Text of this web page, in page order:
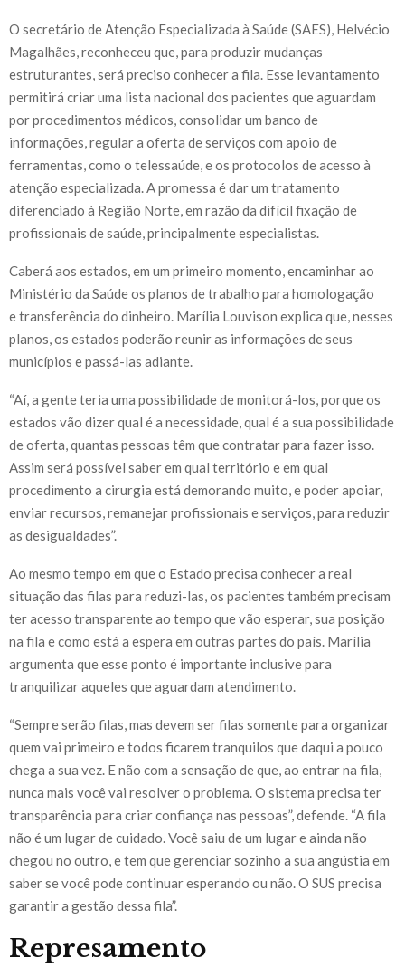
O secretário de Atenção Especializada à Saúde (SAES), Helvécio
Magalhães, reconheceu que, para produzir mudanças
estruturantes, será preciso conhecer a fila. Esse levantamento
permitirá criar uma lista nacional dos pacientes que aguardam
por procedimentos médicos, consolidar um banco de
informações, regular a oferta de serviços com apoio de
ferramentas, como o telessaúde, e os protocolos de acesso à
atenção especializada. A promessa é dar um tratamento
diferenciado à Região Norte, em razão da difícil fixação de
profissionais de saúde, principalmente especialistas.
Caberá aos estados, em um primeiro momento, encaminhar ao
Ministério da Saúde os planos de trabalho para homologação
e transferência do dinheiro. Marília Louvison explica que, nesses
planos, os estados poderão reunir as informações de seus
municípios e passá-las adiante.
“Aí, a gente teria uma possibilidade de monitorá-los, porque os
estados vão dizer qual é a necessidade, qual é a sua possibilidade
de oferta, quantas pessoas têm que contratar para fazer isso.
Assim será possível saber em qual território e em qual
procedimento a cirurgia está demorando muito, e poder apoiar,
enviar recursos, remanejar profissionais e serviços, para reduzir
as desigualdades”.
Ao mesmo tempo em que o Estado precisa conhecer a real
situação das filas para reduzi-las, os pacientes também precisam
ter acesso transparente ao tempo que vão esperar, sua posição
na fila e como está a espera em outras partes do país. Marília
argumenta que esse ponto é importante inclusive para
tranquilizar aqueles que aguardam atendimento.
“Sempre serão filas, mas devem ser filas somente para organizar
quem vai primeiro e todos ficarem tranquilos que daqui a pouco
chega a sua vez. E não com a sensação de que, ao entrar na fila,
nunca mais você vai resolver o problema. O sistema precisa ter
transparência para criar confiança nas pessoas”, defende. “A fila
não é um lugar de cuidado. Você saiu de um lugar e ainda não
chegou no outro, e tem que gerenciar sozinho a sua angústia em
saber se você pode continuar esperando ou não. O SUS precisa
garantir a gestão dessa fila”.
Represamento